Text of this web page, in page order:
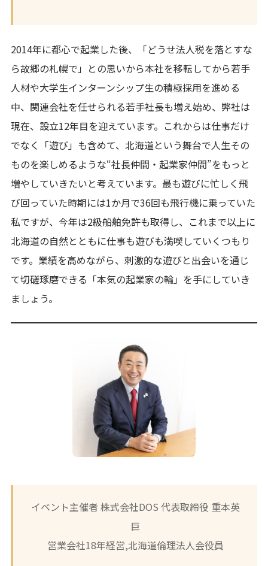
2014年に都心で起業した後、「どうせ法人税を落とすな
ら故郷の札幌で」との思いから本社を移転してから若手
人材や大学生インターンシップ生の積極採用を進める
中、関連会社を任せられる若手社長も増え始め、弊社は
現在、設立12年目を迎えています。これからは仕事だけ
でなく「遊び」も含めて、北海道という舞台で人生その
ものを楽しめるような“社長仲間・起業家仲間”をもっと
増やしていきたいと考えています。最も遊びに忙しく飛
び回っていた時期には1か月で36回も飛行機に乗っていた
私ですが、今年は2級船舶免許も取得し、これまで以上に
北海道の自然とともに仕事も遊びも満喫していくつもり
です。業績を高めながら、刺激的な遊びと出会いを通じ
て切磋琢磨できる「本気の起業家の輪」を手にしていき
ましょう。
イベント主催者 株式会社DOS 代表取締役 重本英
巨
営業会社18年経営,北海道倫理法人会役員